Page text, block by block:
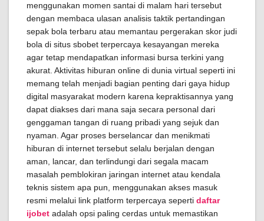
menggunakan momen santai di malam hari tersebut
dengan membaca ulasan analisis taktik pertandingan
sepak bola terbaru atau memantau pergerakan skor judi
bola di situs sbobet terpercaya kesayangan mereka
agar tetap mendapatkan informasi bursa terkini yang
akurat. Aktivitas hiburan online di dunia virtual seperti ini
memang telah menjadi bagian penting dari gaya hidup
digital masyarakat modern karena kepraktisannya yang
dapat diakses dari mana saja secara personal dari
genggaman tangan di ruang pribadi yang sejuk dan
nyaman. Agar proses berselancar dan menikmati
hiburan di internet tersebut selalu berjalan dengan
aman, lancar, dan terlindungi dari segala macam
masalah pemblokiran jaringan internet atau kendala
teknis sistem apa pun, menggunakan akses masuk
resmi melalui link platform terpercaya seperti daftar
ijobet adalah opsi paling cerdas untuk memastikan